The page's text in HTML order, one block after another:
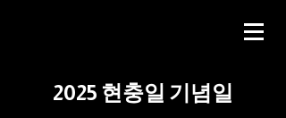
2025 현충일 기념일